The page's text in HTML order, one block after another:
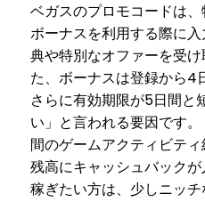
ベガスのプロモコードは
ボーナスを利用する際に
典や特別なオファーを受
た、ボーナスは登録から4
さらに有効期限が5日間と
い」と言われる要因です
間のゲームアクティビテ
残高にキャッシュバック
稼ぎたい方は、少しニッ